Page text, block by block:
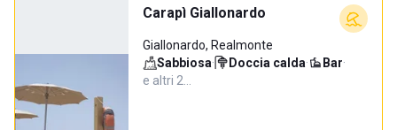
Carapì Giallonardo
Giallonardo, Realmonte
Sabbiosa· Doccia calda· Bar·
e altri 2…